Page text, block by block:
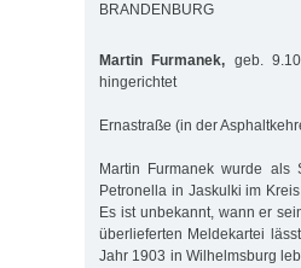
BRANDENBURG
Martin Furmanek, geb.
hingerichtet
Ernastraße (in der
Martin Furmanek wurde als
Petro­nella in Jaskulki im
Es ist unbekannt, wann er
überlieferten Meldekartei
Jahr 1903 in Wilhelmsburg